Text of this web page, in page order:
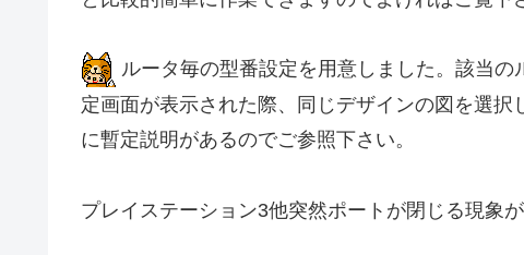
ルータ毎の型番設定を用意しました。該当
定画面が表示された際、同じデザインの図を選
に暫定説明があるのでご参照下さい。
プレイステーション3他突然ポートが閉じる現象